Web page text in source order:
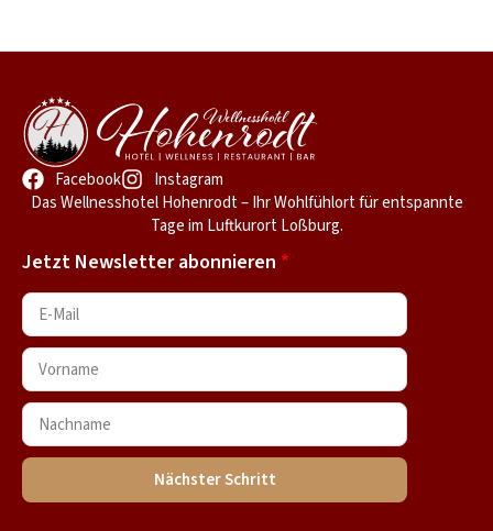
Facebook
Instagram
Das Wellnesshotel Hohenrodt – Ihr Wohlfühlort für entspannte
Tage im Luftkurort Loßburg.
Jetzt Newsletter abonnieren
Nächster Schritt